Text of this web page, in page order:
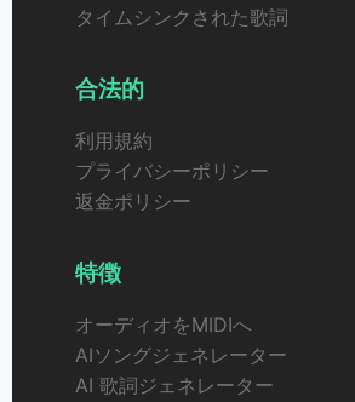
タイムシンクされた歌詞
合法的
利用規約
プライバシーポリシー
返金ポリシー
特徴
オーディオをMIDIへ
AIソングジェネレーター
AI 歌詞ジェネレーター